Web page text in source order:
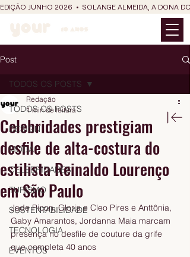
EDIÇÃO JUNHO 2026  •  SOLANGE ALMEIDA, A DONA
Post
TODOS OS POSTS
DESIGN
MODA
CELEBRIDADES
TURISMO
SUSTENTABILIDADE
TECNOLOGIA
EVENTOS
TODOS OS POSTS
Celebridades prestigiam
desfile de alta-costura do
estilista Reinaldo Lourenço
em São Paulo
Redação
1 min de leitura
Jade Picon, Gloria e Cleo Pires e Anttônia,
Gaby Amarantos, Jordanna Maia marcam
presença no desfile de couture da grife
que completa 40 anos